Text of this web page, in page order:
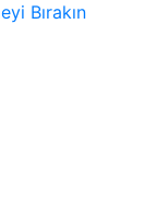
Bırakın